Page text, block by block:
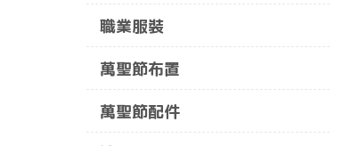
職業服裝
萬聖節布置
萬聖節配件